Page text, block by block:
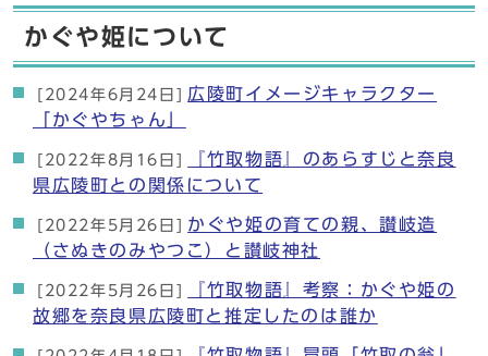
かぐや姫について
[2024年6月24日] 広陵町イメージキャラクター
「かぐやちゃん」
[2022年8月16日]
『竹取物語』のあらすじと奈良
県広陵町との関係について
[2022年5月26日] かぐや姫の育ての親、讃岐造
（さぬきのみやつこ）と讃岐神社
[2022年5月26日]
『竹取物語』考察：かぐや姫の
故郷を奈良県広陵町と推定したのは誰か